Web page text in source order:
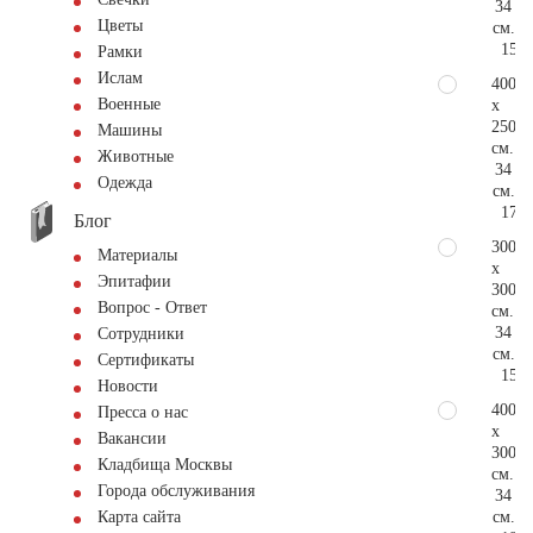
Цветы
Рамки
Ислам
Военные
Машины
Животные
Одежда
Блог
Материалы
Эпитафии
Вопрос - Ответ
Сотрудники
Сертификаты
Новости
Пресса о нас
Вакансии
Кладбища Москвы
Города обслуживания
Карта сайта
34
см.
400
x
250
см.
34
см.
300
x
300
см.
34
см.
400
x
300
см.
34
см.